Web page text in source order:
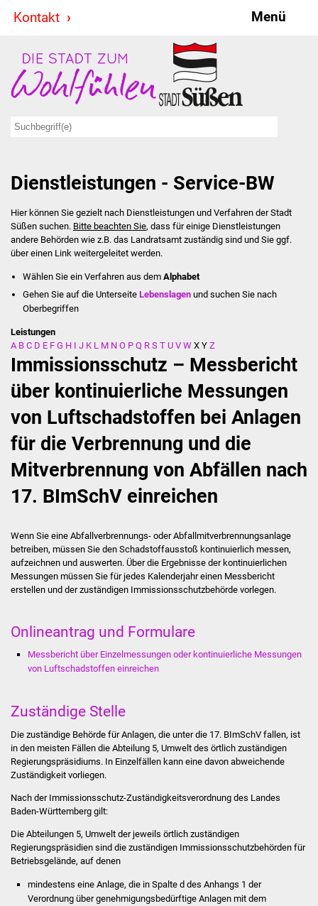
Kontakt Menü
Stadt & Politik
Bürgermeister
Ausschüsse
Ratsinformationssystem
Jugendbeirat
Summerrockfestival
Stadtverwaltung
Ansprechpartner
Behördenwegweiser
Stellenangebote
Ortsrecht
FNP / Bebauungspläne
Stadtinfo
Projekte
Sanierung Bizethalle
Ortsentwicklung
Dienstleistungen - Service-BW
Hier können Sie gezielt nach Dienstleistungen und Verfahren der Stadt
Süßen suchen. Bitte beachten Sie, dass für einige Dienstleistungen
andere Behörden wie z.B. das Landratsamt zuständig sind und Sie ggf.
über einen Link weitergeleitet werden.
Wählen Sie ein Verfahren aus dem Alphabet
Gehen Sie auf die UnterseiteLebenslagen und suchen Sie nach
Oberbegriffen
Leistungen
A B C D E F G H I J K L M N O P Q R S T U V W X Y Z
Immissionsschutz – Messbericht
über kontinuierliche Messungen
von Luftschadstoffen bei Anlagen
für die Verbrennung und die
Mitverbrennung von Abfällen nach
17. BImSchV einreichen
Wenn Sie eine Abfallverbrennungs- oder Abfallmitverbrennungsanlage
betreiben, müssen Sie den Schadstoffausstoß kontinuierlich messen,
aufzeichnen und auswerten. Über die Ergebnisse der kontinuierlichen
Messungen müssen Sie für jedes Kalenderjahr einen Messbericht
erstellen und der zuständigen Immissionsschutzbehörde vorlegen.
Onlineantrag und Formulare
Messbericht über Einzelmessungen oder kontinuierliche Messungen
von Luftschadstoffen einreichen
Zuständige Stelle
Die zuständige Behörde für Anlagen, die unter die 17. BImSchV fallen, ist
in den meisten Fällen die Abteilung 5, Umwelt des örtlich zuständigen
Regierungspräsidiums. In Einzelfällen kann eine davon abweichende
Zuständigkeit vorliegen.
Nach der Immissionsschutz-Zuständigkeitsverordnung des Landes
Baden-Württemberg gilt:
Die Abteilungen 5, Umwelt der jeweils örtlich zuständigen
Regierungspräsidien sind die zuständigen Immissionsschutzbehörden für
Betriebsgelände, auf denen
mindestens eine Anlage, die in Spalte d des Anhangs 1 der
Verordnung über genehmigungsbedürftige Anlagen mit dem